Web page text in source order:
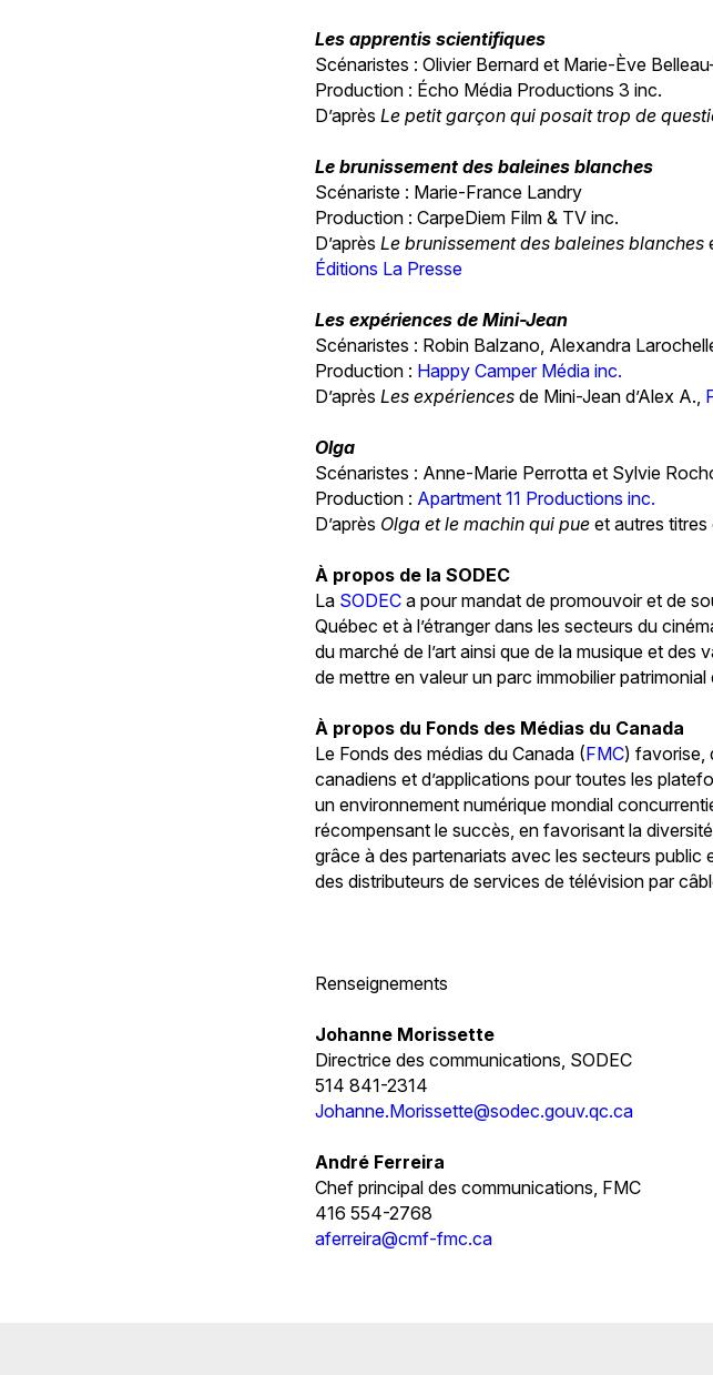
Les apprentis scientifiques
Scénaristes : Olivier Bernard et Marie-Ève
Production : Écho Média Productions 3 inc.
D’aprèsLe petit garçon qui posait trop de
Le brunissement des baleines blanches
Scénariste : Marie-France Landry
Production : CarpeDiem Film & TV inc.
D’aprèsLe brunissement des baleines blanches
Éditions La Presse
Les expériences de Mini-Jean
Scénaristes : Robin Balzano, Alexandra
Production : Happy Camper Média inc.
D’aprèsLes expériences de Mini-Jean d’Alex A.,
Olga
Scénaristes : Anne-Marie Perrotta et Sylvie
Production : Apartment 11 Productions inc.
D’après Olga et le machin qui pue et autres titres
À propos de la SODEC
La SODEC a pour mandat de promouvoir et de
Québec et à l’étranger dans les secteurs du
du marché de l’art ainsi que de la musique et
de mettre en valeur un parc immobilier
À propos du Fonds des Médias du Canada
Le Fonds des médias du Canada (FMC) favorise,
canadiens et d’applications pour toutes les
un environnement numérique mondial
récompensant le succès, en favorisant la
grâce à des partenariats avec les secteurs
des distributeurs de services de télévision par
Renseignements
Johanne Morissette
Directrice des communications, SODEC
514 841-2314
Johanne.Morissette@sodec.gouv.qc.ca
André Ferreira
Chef principal des communications, FMC
416 554-2768
aferreira@cmf-fmc.ca